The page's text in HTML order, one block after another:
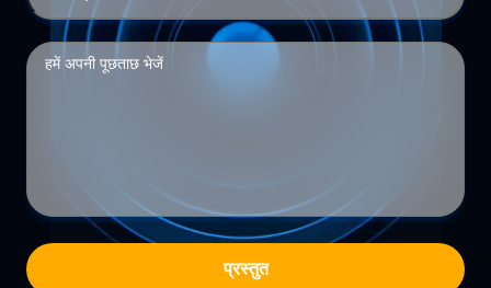
प्रस्तुत